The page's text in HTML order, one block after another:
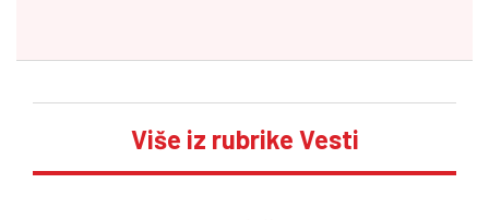
Više iz rubrike Vesti